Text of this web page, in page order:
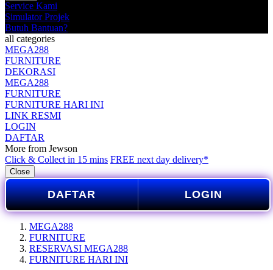
Service Kami
Simulator Projek
Butuh Bantuan?
all categories
MEGA288
FURNITURE
DEKORASI
MEGA288
FURNITURE
FURNITURE HARI INI
LINK RESMI
LOGIN
DAFTAR
More from Jewson
Click & Collect in 15 mins FREE next day delivery*
Close
DAFTAR LOGIN
MEGA288
FURNITURE
RESERVASI MEGA288
FURNITURE HARI INI